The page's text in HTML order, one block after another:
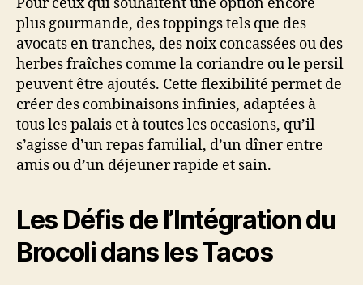
plus gourmande, des toppings tels que des
avocats en tranches, des noix concassées ou des
herbes fraîches comme la coriandre ou le persil
peuvent être ajoutés. Cette flexibilité permet de
créer des combinaisons infinies, adaptées à
tous les palais et à toutes les occasions, qu’il
s’agisse d’un repas familial, d’un dîner entre
amis ou d’un déjeuner rapide et sain.
Les Défis de l’Intégration du
Brocoli dans les Tacos